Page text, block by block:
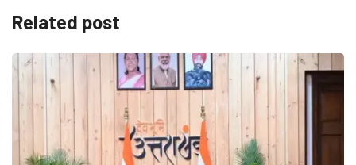
Related post